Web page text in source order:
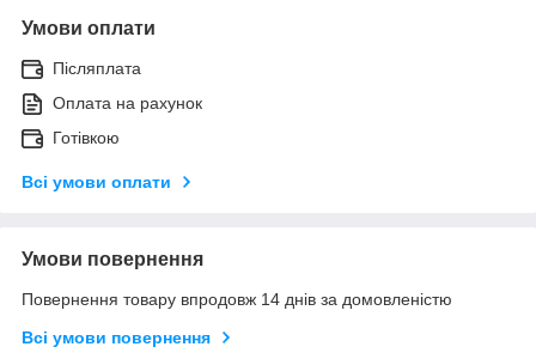
Умови оплати
Післяплата
Оплата на рахунок
Готівкою
Всі умови оплати
Умови повернення
Повернення товару впродовж 14 днів за домовленістю
Всі умови повернення